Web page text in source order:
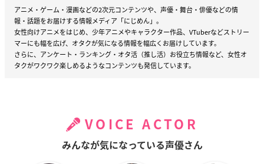
アニメ・ゲーム・漫画などの2次元コンテンツや、声優・舞台・俳優などの情
報・話題をお届けする情報メディア「にじめん」。
女性向けアニメをはじめ、少年アニメやキャラクター作品、VTuberなどストリー
マーにも幅を広げ、オタクが気になる情報を幅広くお届けしています。
さらに、アンケート・ランキング・オタ活（推し活）お役立ち情報など、女性オ
タクがワクワク楽しめるようなコンテンツも発信しています。
VOICE ACTOR
みんなが気になっている声優さん